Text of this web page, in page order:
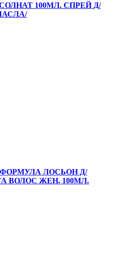
100МЛ. СПРЕЙ Д/
ЛОСЬОН Д/
ВОЛОС ЖЕН. 100МЛ.